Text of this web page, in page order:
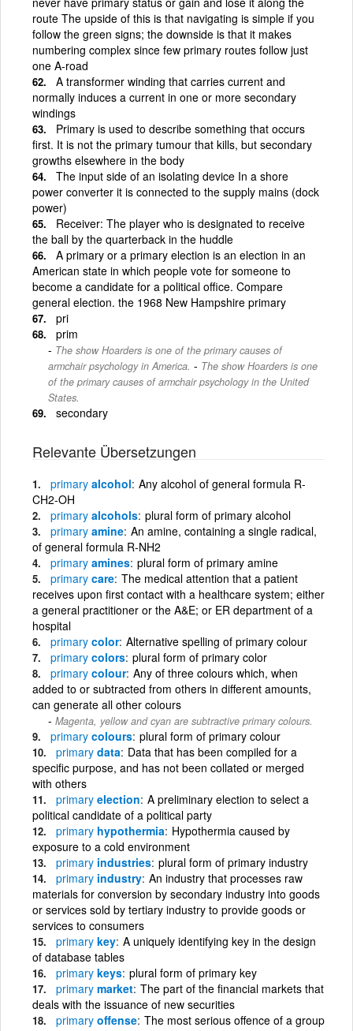
route The upside of this is that navigating is simple if you
follow the green signs; the downside is that it makes
numbering complex since few primary routes follow just
one A-road
A transformer winding that carries current and
normally induces a current in one or more secondary
windings
Primary is used to describe something that occurs
first. It is not the primary tumour that kills, but secondary
growths elsewhere in the body
The input side of an isolating device In a shore
power converter it is connected to the supply mains (dock
power)
Receiver: The player who is designated to receive
the ball by the quarterback in the huddle
A primary or a primary election is an election in an
American state in which people vote for someone to
become a candidate for a political office. Compare
general election. the 1968 New Hampshire primary
pri
prim
The show Hoarders is one of the primary causes of
armchair psychology in America. - The show Hoarders is one
of the primary causes of armchair psychology in the United
States.
secondary
Relevante Übersetzungen
primary alcohol Any alcohol of general formula R-
CH2-OH
primary alcohols plural form of primary alcohol
primary amine An amine, containing a single radical,
of general formula R-NH2
primary amines plural form of primary amine
primary care The medical attention that a patient
receives upon first contact with a healthcare system; either
a general practitioner or the A&E; or ER department of a
hospital
primary color Alternative spelling of primary colour
primary colors plural form of primary color
primary colour Any of three colours which, when
added to or subtracted from others in different amounts,
can generate all other colours
Magenta, yellow and cyan are subtractive primary colours.
primary colours plural form of primary colour
primary data Data that has been compiled for a
specific purpose, and has not been collated or merged
with others
primary election A preliminary election to select a
political candidate of a political party
primary hypothermia Hypothermia caused by
exposure to a cold environment
primary industries plural form of primary industry
primary industry An industry that processes raw
materials for conversion by secondary industry into goods
or services sold by tertiary industry to provide goods or
services to consumers
primary key A uniquely identifying key in the design
of database tables
primary keys plural form of primary key
primary market The part of the financial markets that
deals with the issuance of new securities
primary offense The most serious offence of a group